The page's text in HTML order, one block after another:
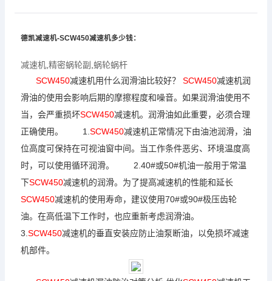
德凯减速机-SCW450减速机多少钱：
减速机 精密蜗轮副 蜗轮蜗杆
SCW450减速机用什么润滑油比较好？ SCW450减速机润
滑油的使用会影响后期的摩擦程度和噪音。如果润滑油使用不
当，会严重损坏SCW450减速机。润滑油如此重要，必须合理
正确使用。 1. SCW450减速机正常情况下由油池润滑，油
位高度可保持在可视油窗中间。当工作条件恶劣、环境温度高
时，可以使用循环润滑。 2.40#或50#机油一般用于常温
下SCW450减速机的润滑。为了提高减速机的性能和延长
SCW450减速机的使用寿命，建议使用70#或90#极压齿轮
油。在高低温下工作时，也应重新考虑润滑油。
3. SCW450减速机的垂直安装应防止油泵断油，以免损坏减速
机部件。